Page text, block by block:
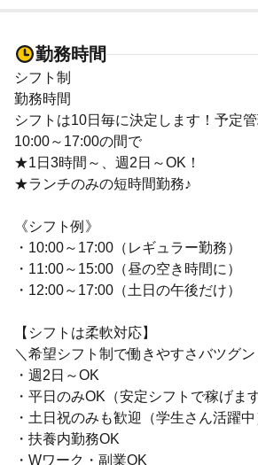
勤務時間
シフト制
勤務時間
シフトは10日毎に決定します！予定管
10:00～17:00の間で
★1日3時間～、週2日～OK！
★ランチのみの短時間勤務♪
《シフト例》
・10:00～17:00（レギュラー勤務）
・11:00～15:00（昼の空き時間に）
・12:00～17:00（土日の午後だけ）
【シフトは柔軟対応】
＼希望シフト制で働きやすさバツグン
・週2日～OK
・平日のみOK（安定シフトで稼げます
・土日祝のみも歓迎（学生さん活躍中
・扶養内勤務OK
・Wワーク・副業OK